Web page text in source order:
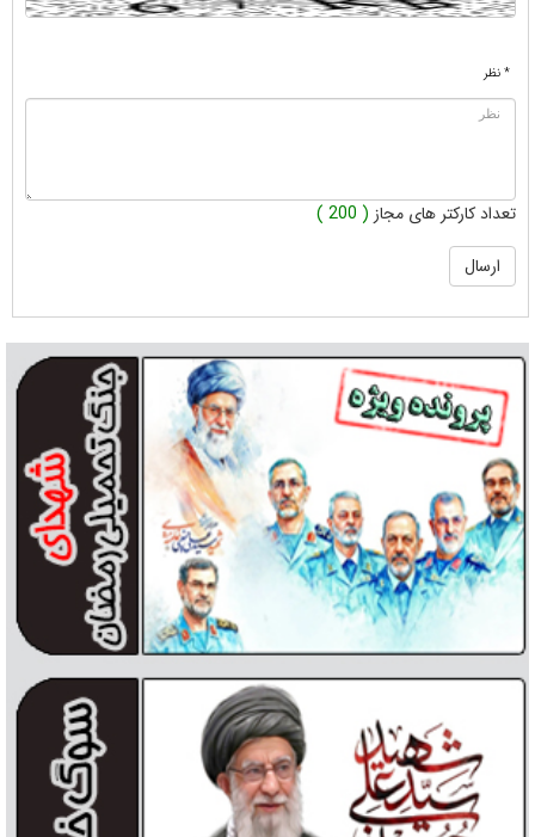
* نظر
تعداد کارکتر های مجاز ( 200 )